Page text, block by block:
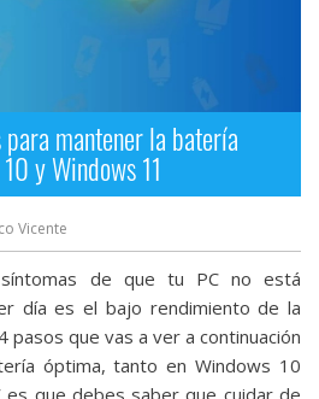
mantener la batería
y Windows 11
Vicente
de que tu PC no está
día es el bajo rendimiento de la
que vas a ver a continuación
óptima, tanto en Windows 10
es que debes saber que cuidar de